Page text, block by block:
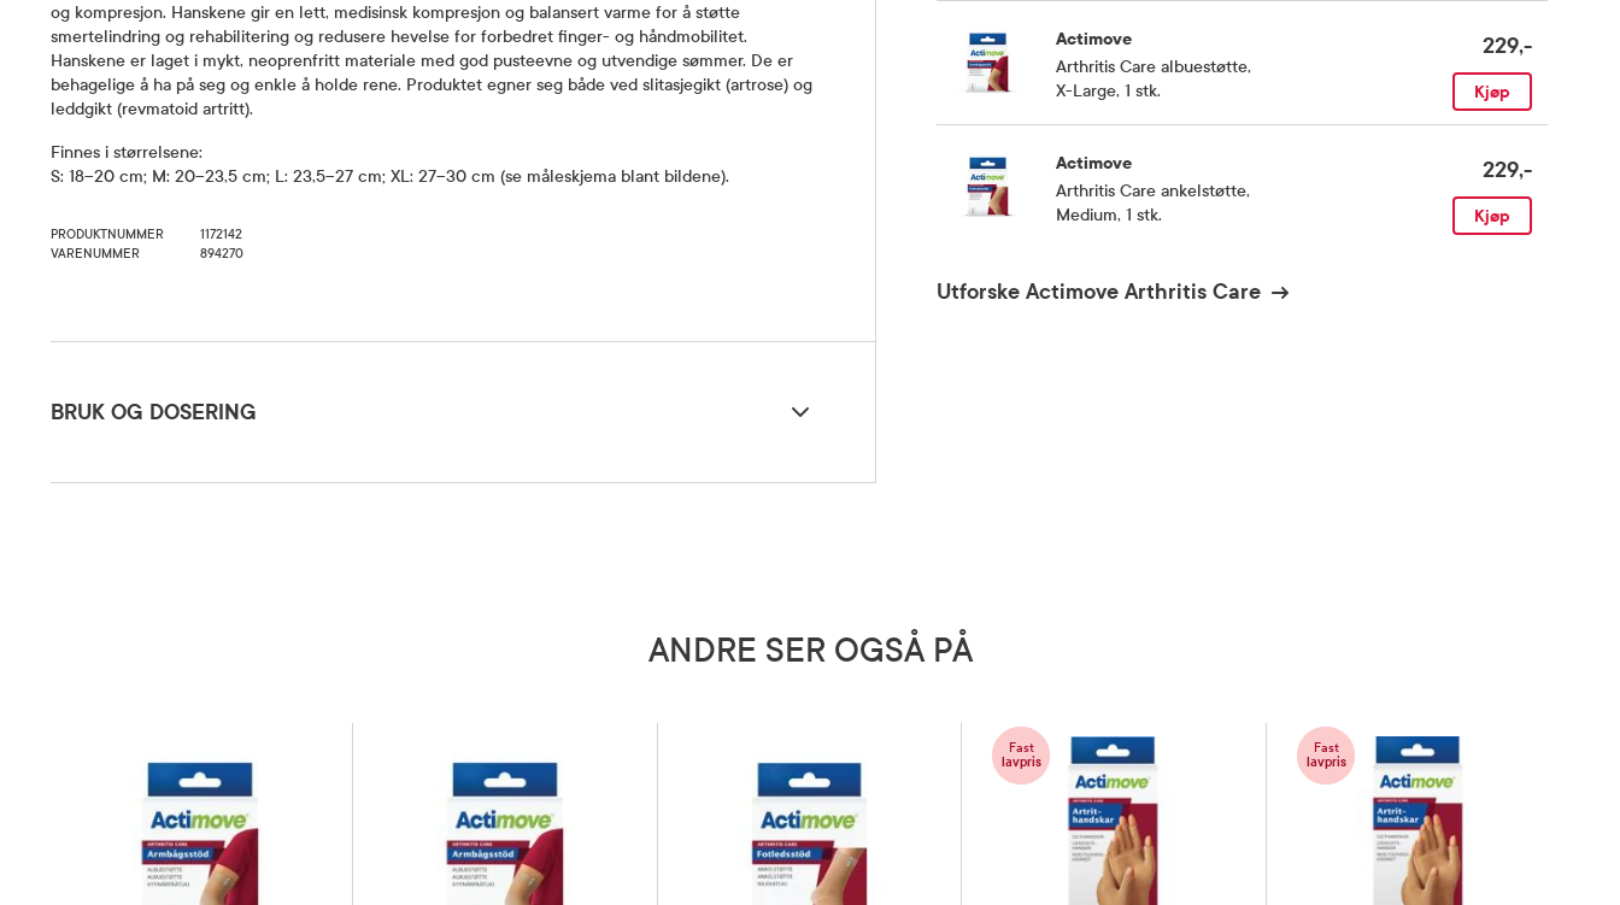
og kompresjon. Hanskene gir en lett, medisinsk kompresjon og balansert varme for å støtte
smertelindring og rehabilitering og redusere hevelse for forbedret finger- og håndmobilitet.
Hanskene er laget i mykt, neoprenfritt materiale med god pusteevne og utvendige sømmer. De er
behagelige å ha på seg og enkle å holde rene. Produktet egner seg både ved slitasjegikt (artrose) og
leddgikt (revmatoid artritt).
Finnes i størrelsene:
S: 18–20 cm; M: 20–23,5 cm; L: 23,5–27 cm; XL: 27–30 cm (se måleskjema blant bildene).
PRODUKTNUMMER
1172142
VARENUMMER
894270
BRUK OG DOSERING
Actimove
Arthritis Care albuestøtte,
X-Large, 1 stk.
229,-
Kjøp
Actimove
Arthritis Care ankelstøtte,
Medium, 1 stk.
229,-
Kjøp
Utforske Actimove Arthritis Care
ANDRE SER OGSÅ PÅ
Fast
lavpris
Fast
lavpris